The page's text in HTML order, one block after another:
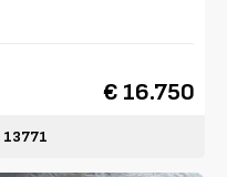
€ 16.750
13771